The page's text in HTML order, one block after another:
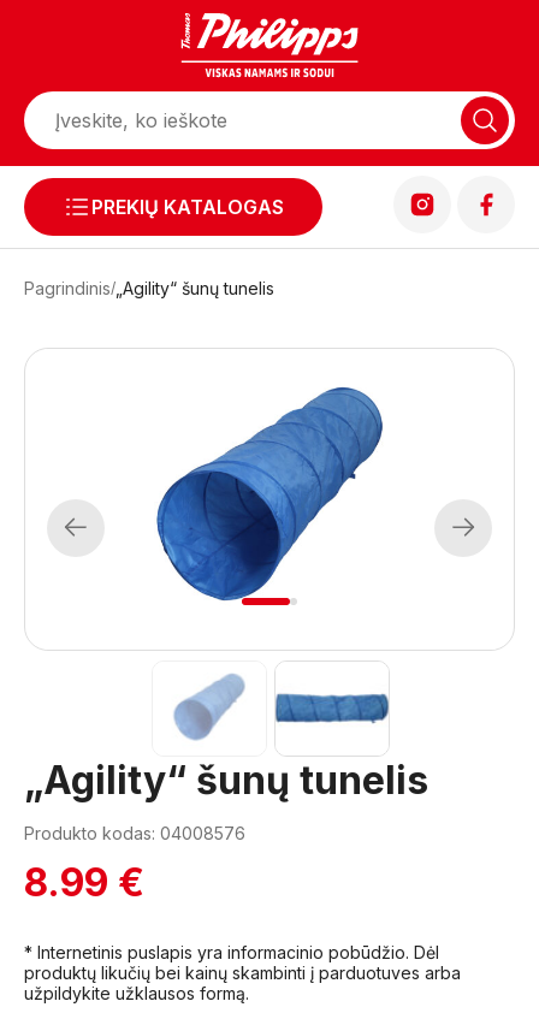
PREKIŲ KATALOGAS
Pagrindinis „Agility“ šunų tunelis
Previous Next
1 2
„Agility“ šunų tunelis
Produkto kodas: 04008576
8.99 €
* Internetinis puslapis yra informacinio pobūdžio. Dėl
produktų likučių bei kainų skambinti į parduotuves arba
užpildykite užklausos formą.